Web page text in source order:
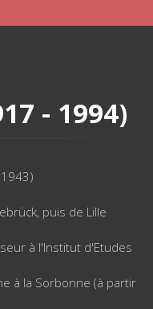
- 1994)
puis de Lille
à l'Institut d'Etudes
à la Sorbonne (à partir